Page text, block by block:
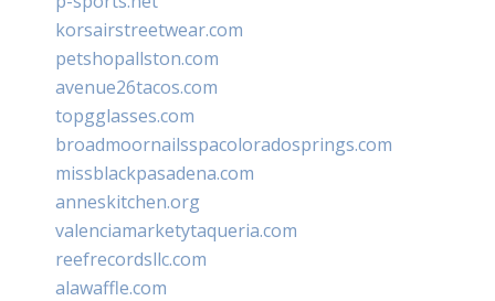
korsairstreetwear.com
petshopallston.com
avenue26tacos.com
topgglasses.com
broadmoornailsspacoloradosprings.com
missblackpasadena.com
anneskitchen.org
valenciamarketytaqueria.com
reefrecordsllc.com
alawaffle.com